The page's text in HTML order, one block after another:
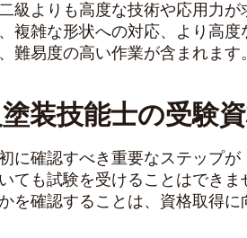
級よりも高度な技術や応用力
複雑な形状への対応、より高
難易度の高い作業が含まれます。
装技能士の受験
に確認すべき重要なステップ
ても試験を受けることはでき
を確認することは、資格取得